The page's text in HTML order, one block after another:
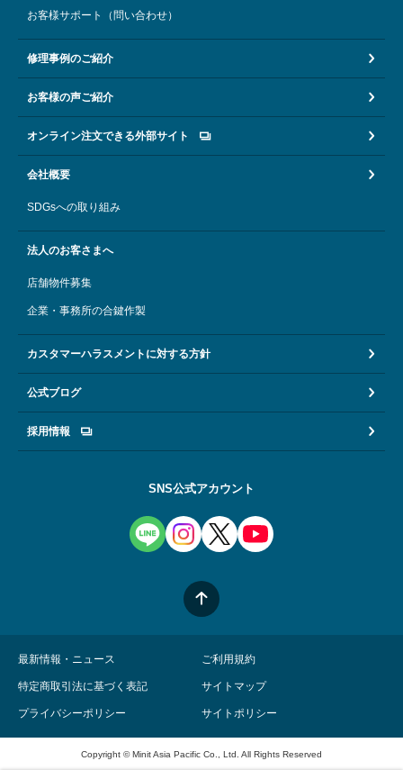
お客様サポート（問い合わせ）
修理事例のご紹介
お客様の声ご紹介
オンライン注文できる外部サイト
会社概要
SDGsへの取り組み
法人のお客さまへ
店舗物件募集
企業・事務所の合鍵作製
カスタマーハラスメントに対する方針
公式ブログ
採用情報
SNS公式アカウント
最新情報・ニュース ご利用規約
特定商取引法に基づく表記 サイトマップ
プライバシーポリシー サイトポリシー
Copyright © Minit Asia Pacific Co., Ltd. All Rights Reserved